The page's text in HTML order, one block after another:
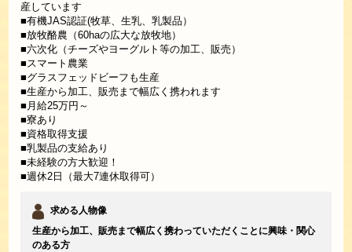
産しています
■有機JAS認証(牧草、生乳、乳製品）
■放牧酪農（60haの広大な放牧地）
■六次化（チーズやヨーグルト等の加工、販売）
■スマート農業
■グラスフェッドビーフも生産
■生産から加工、販売まで幅広く携われます
■月給25万円～
■寮あり
■資格取得支援
■乳製品の支給あり
■未経験の方大歓迎！
■週休2日（最大7連休取得可）
求める人物像
生産から加工、販売まで幅広く携わっていただくことに興味・関心
のある方